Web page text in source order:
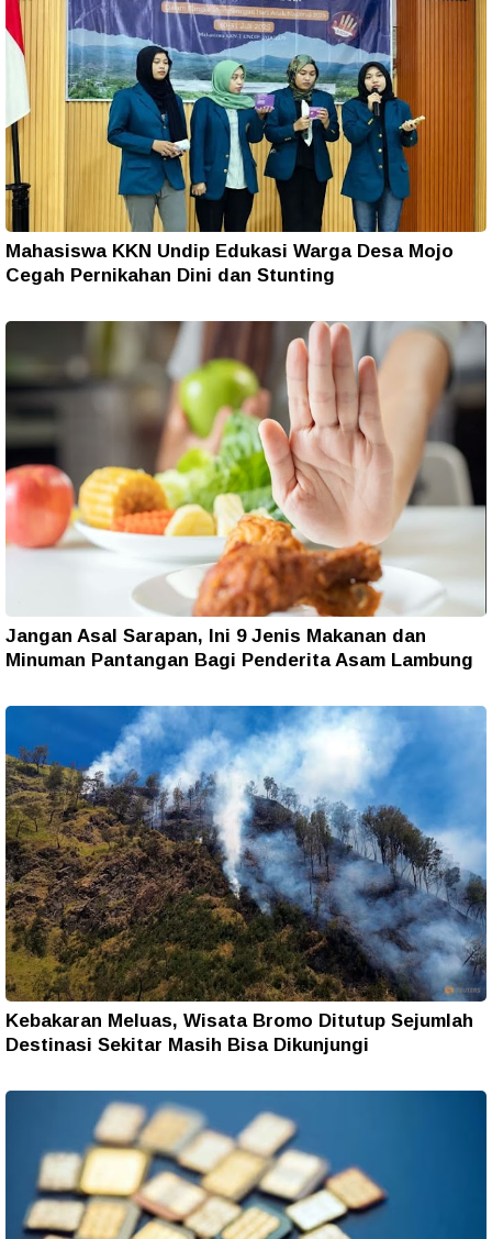
Mahasiswa KKN Undip Edukasi Warga Desa Mojo
Cegah Pernikahan Dini dan Stunting
Jangan Asal Sarapan, Ini 9 Jenis Makanan dan
Minuman Pantangan Bagi Penderita Asam Lambung
Kebakaran Meluas, Wisata Bromo Ditutup Sejumlah
Destinasi Sekitar Masih Bisa Dikunjungi